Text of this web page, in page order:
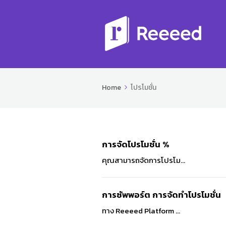
Home โปรโมชั่น
การจัดโปรโมชั่น %
คุณสามารถจัดการโปรโม...
การซัพพอร์ต การจัดทำโปรโมชั่น
ทาง Reeeed Platform ...